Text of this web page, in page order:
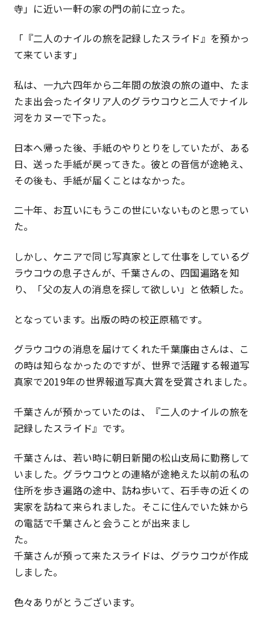
寺」に近い一軒の家の門の前に立った。
「『二人のナイルの旅を記録したスライド』を預かっ
て来ています」
私は、一九六四年から二年間の放浪の旅の道中、たま
たま出会ったイタリア人のグラウコウと二人でナイル
河をカヌーで下った。
日本へ帰った後、手紙のやりとりをしていたが、ある
日、送った手紙が戻ってきた。彼との音信が途絶え、
その後も、手紙が届くことはなかった。
二十年、お互いにもうこの世にいないものと思ってい
た。
しかし、ケニアで同じ写真家として仕事をしているグ
ラウコウの息子さんが、千葉さんの、四国遍路を知
り、「父の友人の消息を探して欲しい」と依頼した。
となっています。出版の時の校正原稿です。
グラウコウの消息を届けてくれた千葉廉由さんは、こ
の時は知らなかったのですが、世界で活躍する報道写
真家で2019年の世界報道写真大賞を受賞されました。
千葉さんが預かっていたのは、『二人のナイルの旅を
記録したスライド』です。
千葉さんは、若い時に朝日新聞の松山支局に勤務して
いました。グラウコウとの連絡が途絶えた以前の私の
住所を歩き遍路の途中、訪ね歩いて、石手寺の近くの
実家を訪ねて来られました。そこに住んでいた妹から
の電話で千葉さんと会うことが出来まし
た。
千葉さんが預って来たスライドは、グラウコウが作成
しました。
色々ありがとうございます。